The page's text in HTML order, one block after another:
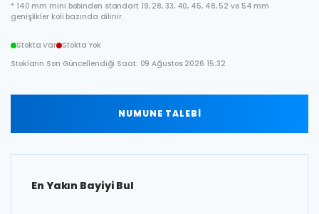
* 140 mm mini bobinden standart 19, 28, 33, 40, 45, 48, 52 ve 54 mm
genişlikler koli bazında dilinir.
Stokta Var
Stokta Yok
Stokların Son Güncellendiği Saat: 09 Ağustos 2026 15:32 .
NUMUNE TALEBİ
En Yakın Bayiyi Bul